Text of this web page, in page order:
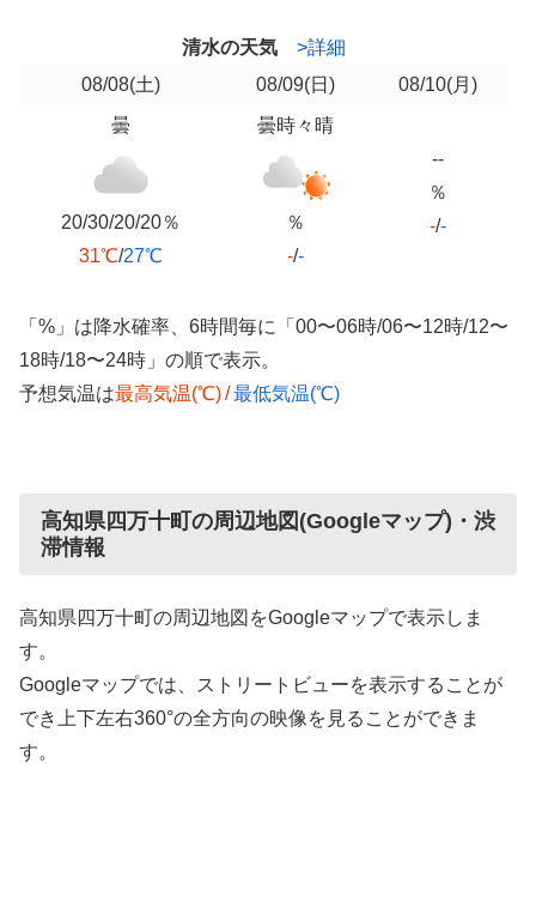
清水の天気
>詳細
08/08(土) 08/09(日) 08/10(月)
曇
20/30/20/20％
31℃/27℃
曇時々晴
％
-/-
--
％
-/-
「%」は降水確率、6時間毎に「00〜06時/06〜12時/12〜
18時/18〜24時」の順で表示。
予想気温は最高気温(℃)/最低気温(℃)
高知県四万十町の周辺地図(Googleマップ)・渋
滞情報
高知県四万十町の周辺地図をGoogleマップで表示しま
す。
Googleマップでは、ストリートビューを表示することが
でき上下左右360°の全方向の映像を見ることができま
す。